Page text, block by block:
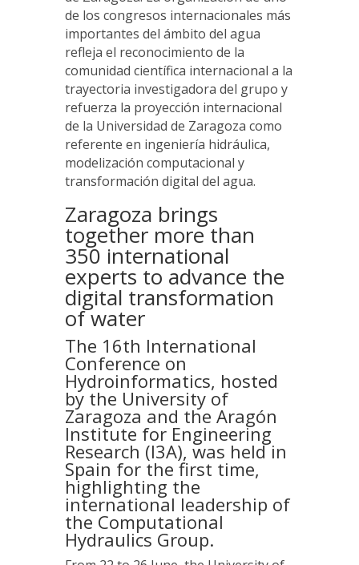
de los congresos internacionales más
importantes del ámbito del agua
refleja el reconocimiento de la
comunidad científica internacional a la
trayectoria investigadora del grupo y
refuerza la proyección internacional
de la Universidad de Zaragoza como
referente en ingeniería hidráulica,
modelización computacional y
transformación digital del agua.
Zaragoza brings
together more than
350 international
experts to advance the
digital transformation
of water
The 16th International
Conference on
Hydroinformatics, hosted
by the University of
Zaragoza and the Aragón
Institute for Engineering
Research (I3A), was held in
Spain for the first time,
highlighting the
international leadership of
the Computational
Hydraulics Group.